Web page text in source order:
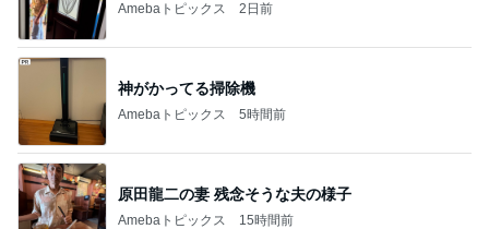
Amebaトピックス 2日前
神がかってる掃除機
Amebaトピックス 5時間前
原田龍二の妻 残念そうな夫の様子
Amebaトピックス 15時間前